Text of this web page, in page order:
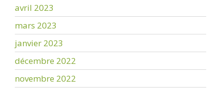
avril 2023
mars 2023
janvier 2023
décembre 2022
novembre 2022